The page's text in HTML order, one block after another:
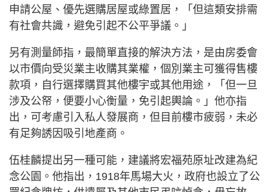
申請公屋、優先選購居屋或綠置居，「但這類安排需
有社會共識，避免引起不公平爭議。」
另有測量師指，最簡單直接的解決方法，是由房委會
以市價向受災業主收購其業權，個別業主可獲得售樓
款項，自行選擇購買其他樓宇或其他用途，「但一旦
涉及公帑，便要小心衡量，免引起輿論。」他亦指
出，可考慮引入私人發展商，但目前樓市疲弱，未必
有足夠誘因吸引地產商。
伍桂麟提出另一種可能，建議將宏福苑原址改建為紀
念公園。他指出，1918年馬場大火，政府也設立了公